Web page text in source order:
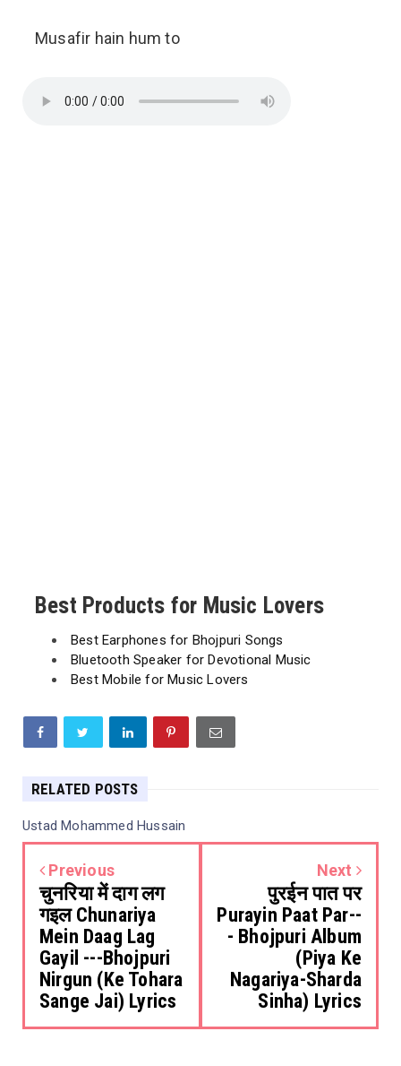
Musafir hain hum to
Best Products for Music Lovers
Best Earphones for Bhojpuri Songs
Bluetooth Speaker for Devotional Music
Best Mobile for Music Lovers
RELATED POSTS
Ustad Mohammed Hussain
Previous
चुनरिया में दाग लग
गइल Chunariya
Mein Daag Lag
Gayil ---Bhojpuri
Nirgun (Ke Tohara
Sange Jai) Lyrics
Next
पुरईन पात पर
Purayin Paat Par--
- Bhojpuri Album
(Piya Ke
Nagariya-Sharda
Sinha) Lyrics